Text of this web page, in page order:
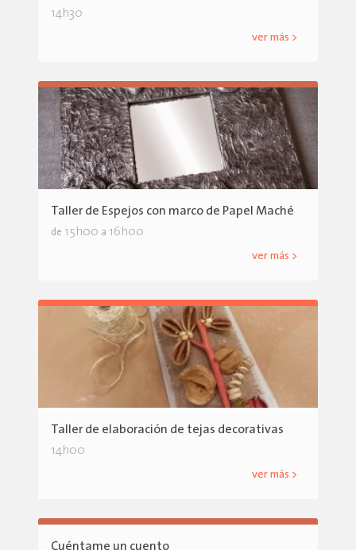
14h30
ver más >
Taller de Espejos con marco de Papel Maché
de 15h00 a 16h00
ver más >
Taller de elaboración de tejas decorativas
14h00
ver más >
Cuéntame un cuento